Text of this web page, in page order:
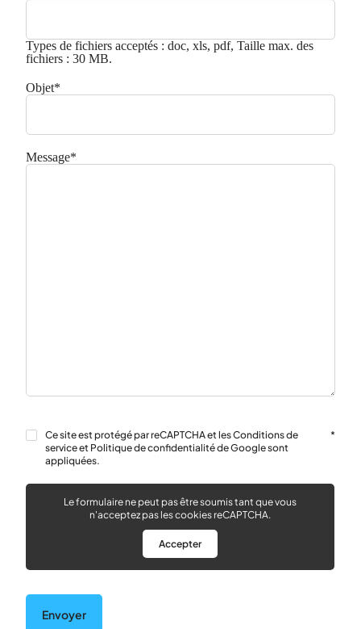
Types de fichiers acceptés : doc, xls, pdf, Taille max. des
fichiers : 30 MB.
Objet*
Message*
RGPD*
Ce site est protégé par reCAPTCHA et les Conditions de
service et Politique de confidentialité de Google sont
appliquées.
*
Le formulaire ne peut pas être soumis tant que vous
n'acceptez pas les cookies reCAPTCHA.
Accepter